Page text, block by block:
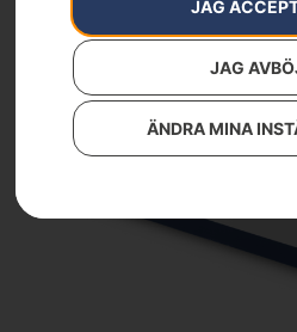
JAG
JAG
ÄNDRA MINA